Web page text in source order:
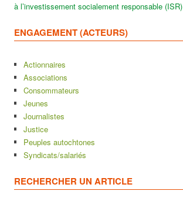
à l’investissement socialement responsable (ISR)
ENGAGEMENT (ACTEURS)
Actionnaires
Associations
Consommateurs
Jeunes
Journalistes
Justice
Peuples autochtones
Syndicats/salariés
RECHERCHER UN ARTICLE